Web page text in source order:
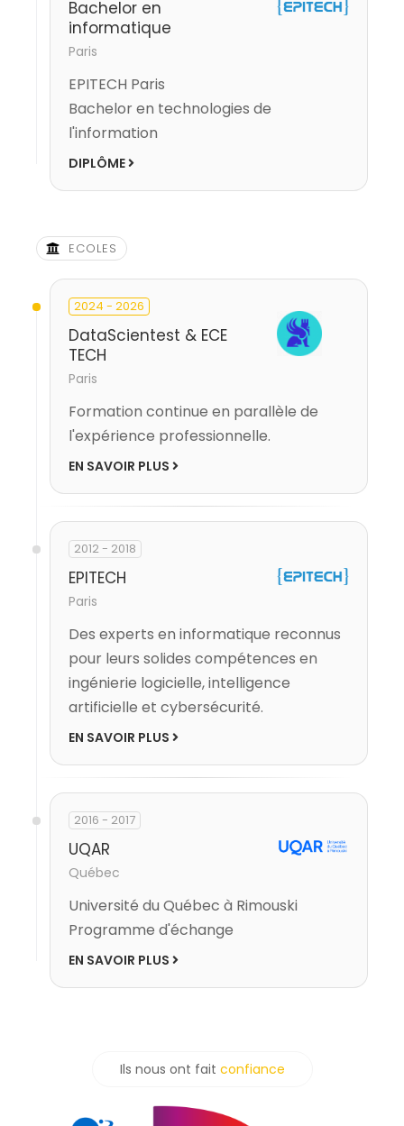
Bachelor en
informatique
Paris
EPITECH Paris
Bachelor en technologies de
l'information
DIPLÔME
ECOLES
2024 - 2026
DataScientest & ECE
TECH
Paris
Formation continue en parallèle de
l'expérience professionnelle.
EN SAVOIR PLUS
2012 - 2018
EPITECH
Paris
Des experts en informatique reconnus
pour leurs solides compétences en
ingénierie logicielle, intelligence
artificielle et cybersécurité.
EN SAVOIR PLUS
2016 - 2017
UQAR
Québec
Université du Québec à Rimouski
Programme d'échange
EN SAVOIR PLUS
Ils nous ont fait confiance